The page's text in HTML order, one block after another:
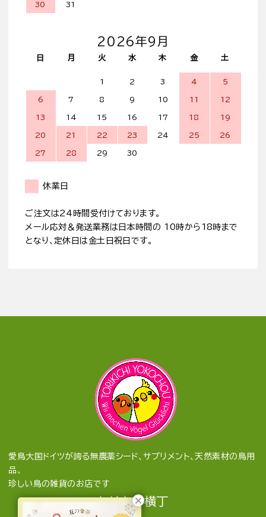
30 31
2026年9月
日 月 火 水 木 金 土
1 2 3 4 5
6 7 8 9 10 11 12
13 14 15 16 17 18 19
20 21 22 23 24 25 26
27 28 29 30
休業日
ご注文は24時間受付けております。
メール応対＆発送業務は日本時間の 10時から18時まで
となり、定休日は金土日祝日です。
愛鳥大国ドイツが誇る無農薬シード、サプリメント、天然素材の鳥用
品、
珍しい鳥の雑貨のお店です
とりきち横丁